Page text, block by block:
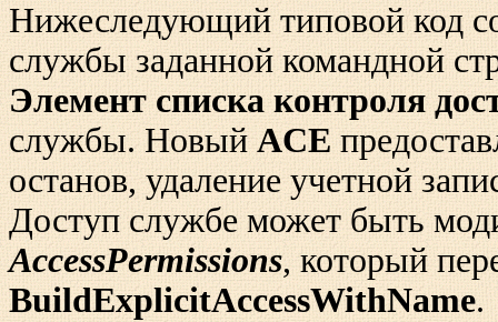
Нижеследующий типовой код
службы заданной командной
Элемент списка контроля
службы. НовыйACE
останов, удаление учетной
Доступ службе может быть
AccessPermissions, который
BuildExplicitAccessWithName.